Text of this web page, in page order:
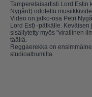
Tamperelaisartisti Lord Estin
Nygård) odotettu
Video on jatko-osa Petri
Lord Est) -pätkälle.
sisällytetty myös "virallinen
täällä.
Reggaerekka on
studioalbumilta.